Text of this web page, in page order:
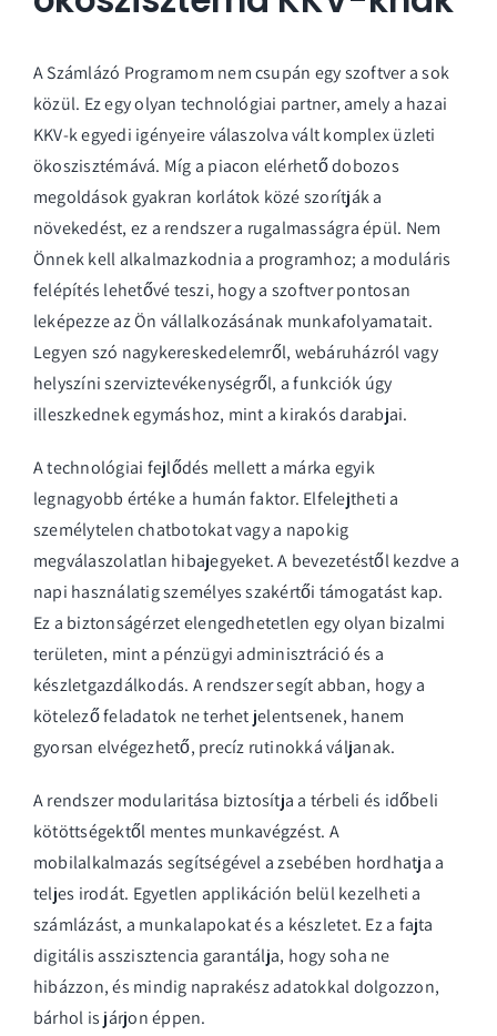
A Számlázó Programom nem csupán egy szoftver a sok
közül. Ez egy olyan technológiai partner, amely a hazai
KKV-k egyedi igényeire válaszolva vált komplex üzleti
ökoszisztémává. Míg a piacon elérhető dobozos
megoldások gyakran korlátok közé szorítják a
növekedést, ez a rendszer a rugalmasságra épül. Nem
Önnek kell alkalmazkodnia a programhoz; a moduláris
felépítés lehetővé teszi, hogy a szoftver pontosan
leképezze az Ön vállalkozásának munkafolyamatait.
Legyen szó nagykereskedelemről, webáruházról vagy
helyszíni szerviztevékenységről, a funkciók úgy
illeszkednek egymáshoz, mint a kirakós darabjai.
A technológiai fejlődés mellett a márka egyik
legnagyobb értéke a humán faktor. Elfelejtheti a
személytelen chatbotokat vagy a napokig
megválaszolatlan hibajegyeket. A bevezetéstől kezdve a
napi használatig személyes szakértői támogatást kap.
Ez a biztonságérzet elengedhetetlen egy olyan bizalmi
területen, mint a pénzügyi adminisztráció és a
készletgazdálkodás. A rendszer segít abban, hogy a
kötelező feladatok ne terhet jelentsenek, hanem
gyorsan elvégezhető, precíz rutinokká váljanak.
A rendszer modularitása biztosítja a térbeli és időbeli
kötöttségektől mentes munkavégzést. A
mobilalkalmazás segítségével a zsebében hordhatja a
teljes irodát. Egyetlen applikáción belül kezelheti a
számlázást, a munkalapokat és a készletet. Ez a fajta
digitális asszisztencia garantálja, hogy soha ne
hibázzon, és mindig naprakész adatokkal dolgozzon,
bárhol is járjon éppen.